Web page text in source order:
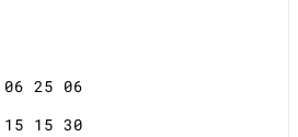
06 25 06
15 15 30